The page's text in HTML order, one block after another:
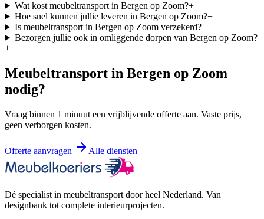
Wat kost meubeltransport in Bergen op Zoom?+
Hoe snel kunnen jullie leveren in Bergen op Zoom?+
Is meubeltransport in Bergen op Zoom verzekerd?+
Bezorgen jullie ook in omliggende dorpen van Bergen op Zoom?
+
Meubeltransport in Bergen op Zoom
nodig?
Vraag binnen 1 minuut een vrijblijvende offerte aan. Vaste prijs,
geen verborgen kosten.
Offerte aanvragen Alle diensten
Dé specialist in meubeltransport door heel Nederland. Van
designbank tot complete interieurprojecten.